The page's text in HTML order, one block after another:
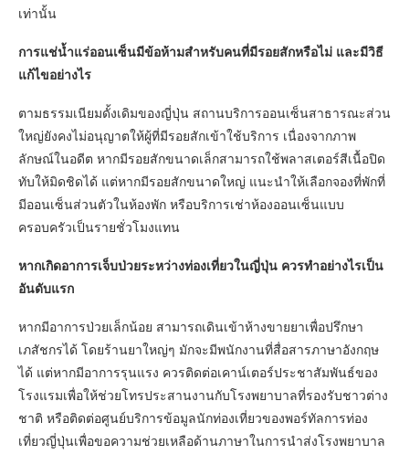
เท่านั้น
การแช่น้ำแร่ออนเซ็นมีข้อห้ามสำหรับคนที่มีรอยสักหรือไม่ และมีวิธี
แก้ไขอย่างไร
ตามธรรมเนียมดั้งเดิมของญี่ปุ่น สถานบริการออนเซ็นสาธารณะส่วน
ใหญ่ยังคงไม่อนุญาตให้ผู้ที่มีรอยสักเข้าใช้บริการ เนื่องจากภาพ
ลักษณ์ในอดีต หากมีรอยสักขนาดเล็กสามารถใช้พลาสเตอร์สีเนื้อปิด
ทับให้มิดชิดได้ แต่หากมีรอยสักขนาดใหญ่ แนะนำให้เลือกจองที่พักที่
มีออนเซ็นส่วนตัวในห้องพัก หรือบริการเช่าห้องออนเซ็นแบบ
ครอบครัวเป็นรายชั่วโมงแทน
หากเกิดอาการเจ็บป่วยระหว่างท่องเที่ยวในญี่ปุ่น ควรทำอย่างไรเป็น
อันดับแรก
หากมีอาการป่วยเล็กน้อย สามารถเดินเข้าห้างขายยาเพื่อปรึกษา
เภสัชกรได้ โดยร้านยาใหญ่ๆ มักจะมีพนักงานที่สื่อสารภาษาอังกฤษ
ได้ แต่หากมีอาการรุนแรง ควรติดต่อเคาน์เตอร์ประชาสัมพันธ์ของ
โรงแรมเพื่อให้ช่วยโทรประสานงานกับโรงพยาบาลที่รองรับชาวต่าง
ชาติ หรือติดต่อศูนย์บริการข้อมูลนักท่องเที่ยวของพอร์ทัลการท่อง
เที่ยวญี่ปุ่นเพื่อขอความช่วยเหลือด้านภาษาในการนำส่งโรงพยาบาล